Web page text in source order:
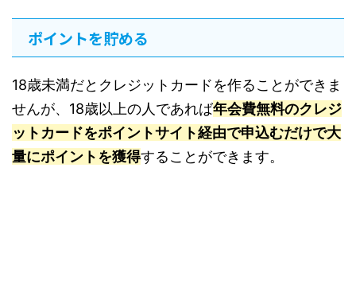
ポイントを貯める
18歳未満だとクレジットカードを作ることができま
せんが、18歳以上の人であれば年会費無料のクレジ
ットカードをポイントサイト経由で申込むだけで大
量にポイントを獲得することができます。